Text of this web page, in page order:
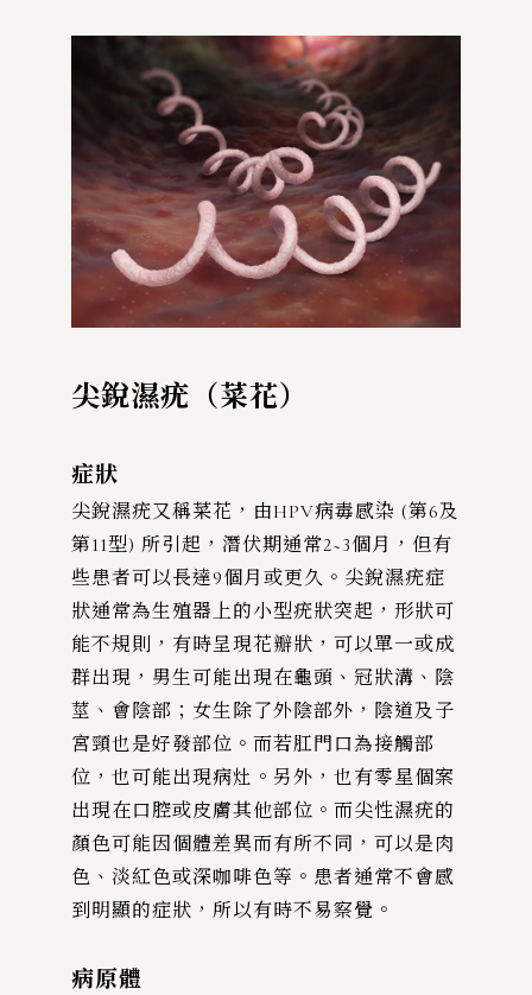
尖銳濕疣（菜花）
症狀
尖銳濕疣又稱菜花，由HPV病毒感染 (第6及
第11型) 所引起，潛伏期通常2~3個月，但有
些患者可以長達9個月或更久。尖銳濕疣症
狀通常為生殖器上的小型疣狀突起，形狀可
能不規則，有時呈現花瓣狀，可以單一或成
群出現，男生可能出現在龜頭、冠狀溝、陰
莖、會陰部；女生除了外陰部外，陰道及子
宮頸也是好發部位。而若肛門口為接觸部
位，也可能出現病灶。另外，也有零星個案
出現在口腔或皮膚其他部位。而尖性濕疣的
顏色可能因個體差異而有所不同，可以是肉
色、淡紅色或深咖啡色等。患者通常不會感
到明顯的症狀，所以有時不易察覺。
病原體